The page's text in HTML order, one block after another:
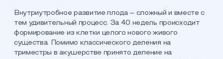
Внутриутробное развитие плода – сложный и вместе с
тем удивительный процесс. За 40 недель происходит
формирование из клетки целого нового живого
существа. Помимо классического деления на
триместры в акушерстве принято деление на